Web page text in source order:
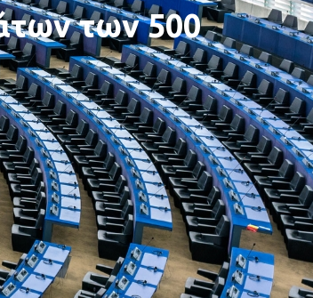
των 500